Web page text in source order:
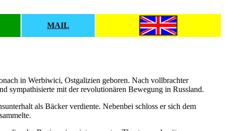
MAIL
in Werbiwici, Ostgalizien geboren. Nach vollbrachter
sympathisierte mit der revolutionären Bewegung in Russland.
als Bäcker verdiente. Nebenbei schloss er sich dem